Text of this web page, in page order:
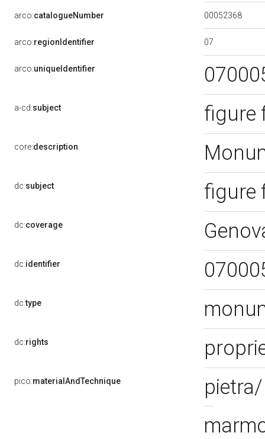
arco:catalogueNumber 00052368
arco:regionIdentifier 07
arco:uniqueIdentifier
a-cd:subject figure
core:description
dc:subject figure
dc:coverage
dc:identifier
dc:type
dc:rights
pico:materialAndTechnique